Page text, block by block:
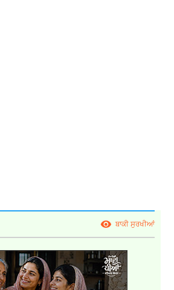
ਬਾਕੀ ਸੁਰਖੀਆਂ